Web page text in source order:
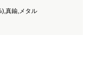
真鍮,メタル